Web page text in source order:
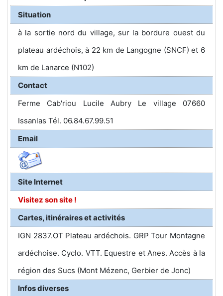
Situation
à la sortie nord du village, sur la bordure ouest du
plateau ardéchois, à 22 km de Langogne (SNCF) et 6
km de Lanarce (N102)
Contact
Ferme Cab'riou Lucile Aubry Le village 07660
Issanlas Tél. 06.84.67.99.51
Email
Site Internet
Visitez son site !
Cartes, itinéraires et activités
IGN 2837.OT Plateau ardéchois. GRP Tour Montagne
ardéchoise. Cyclo. VTT. Equestre et Anes. Accès à la
région des Sucs (Mont Mézenc, Gerbier de Jonc)
Infos diverses